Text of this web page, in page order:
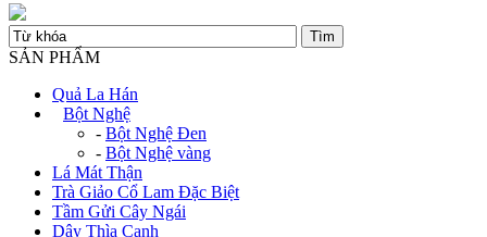
SẢN PHẨM
Quả La Hán
Bột Nghệ
- Bột Nghệ Đen
- Bột Nghệ vàng
Lá Mát Thận
Trà Giảo Cổ Lam Đặc Biệt
Tầm Gửi Cây Ngái
Dây Thìa Canh